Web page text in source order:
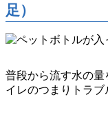
足）
普段から流す水の量
イレのつまりトラブ